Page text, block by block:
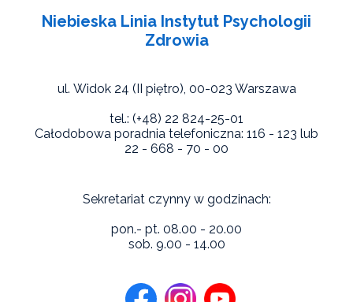
Niebieska Linia Instytut Psychologii
Zdrowia
ul. Widok 24 (II piętro), 00-023 Warszawa
tel.: (+48) 22 824-25-01
Całodobowa poradnia telefoniczna: 116 - 123 lub
22 - 668 - 70 - 00
Sekretariat czynny w godzinach:
pon.- pt. 08.00 - 20.00
sob. 9.00 - 14.00